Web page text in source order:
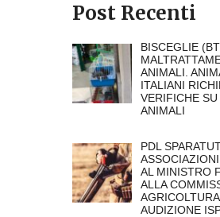
Post Recenti
BISCEGLIE
ANIMALI.
ITALIANI
VERIFICHE
ANIMALI
PDL
AL MINISTRO
ALLA
AUDIZIONE